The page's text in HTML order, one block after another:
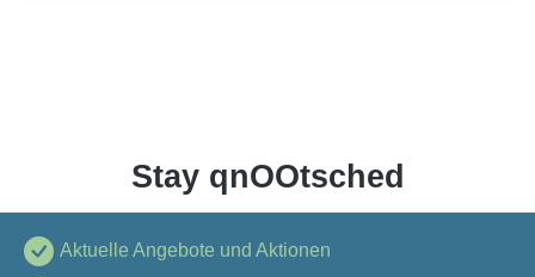
Stay qnOOtsched
Aktuelle Angebote und Aktionen